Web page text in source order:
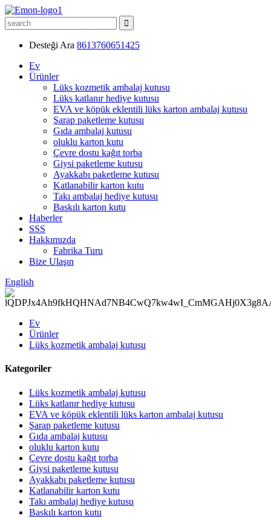
Desteği Ara 8613760651425
Ev
Ürünler
Lüks kozmetik ambalaj kutusu
Lüks katlanır hediye kutusu
EVA ve köpük eklentili lüks karton ambalaj kutusu
Şarap paketleme kutusu
Gıda ambalaj kutusu
oluklu karton kutu
Çevre dostu kağıt torba
Giysi paketleme kutusu
Ayakkabı paketleme kutusu
Katlanabilir karton kutu
Takı ambalaj hediye kutusu
Baskılı karton kutu
Haberler
SSS
Hakkımızda
Fabrika Turu
Bize Ulaşın
English
Ev
Ürünler
Lüks kozmetik ambalaj kutusu
Kategoriler
Lüks kozmetik ambalaj kutusu
Lüks katlanır hediye kutusu
EVA ve köpük eklentili lüks karton ambalaj kutusu
Şarap paketleme kutusu
Gıda ambalaj kutusu
oluklu karton kutu
Çevre dostu kağıt torba
Giysi paketleme kutusu
Ayakkabı paketleme kutusu
Katlanabilir karton kutu
Takı ambalaj hediye kutusu
Baskılı karton kutu